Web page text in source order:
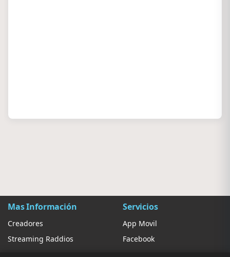
Mas Información
Creadores
Streaming Raddios
Servicios
App Movil
Facebook